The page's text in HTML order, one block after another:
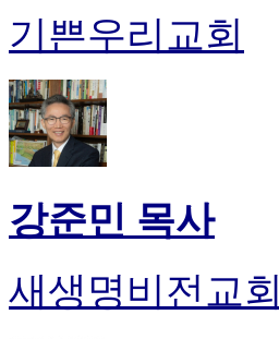
기쁜우리교회
강준민 목사
새생명비전교회